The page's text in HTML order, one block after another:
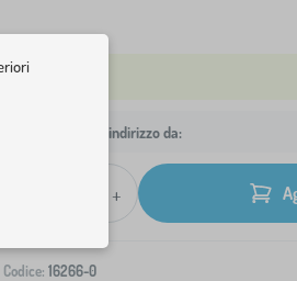
Spedizione al tuo indirizzo da:
+
Codice: 16266-0